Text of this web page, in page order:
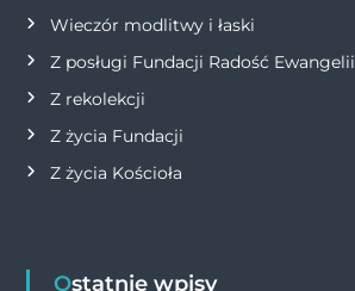
Wieczór modlitwy i łaski
Z posługi Fundacji Radość Ewangelii
Z rekolekcji
Z życia Fundacji
Z życia Kościoła
Ostatnie wpisy